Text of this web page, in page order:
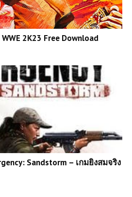
2K23 Free Download
Sandstorm – เกมยิงสมจริง